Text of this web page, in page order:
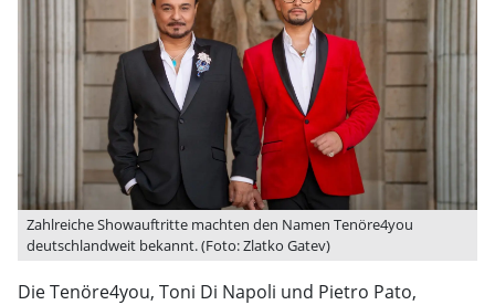
Zahlreiche Showauftritte machten den Namen Tenöre4you
deutschlandweit bekannt. (Foto: Zlatko Gatev)
Die Tenöre4you, Toni Di Napoli und Pietro Pato,